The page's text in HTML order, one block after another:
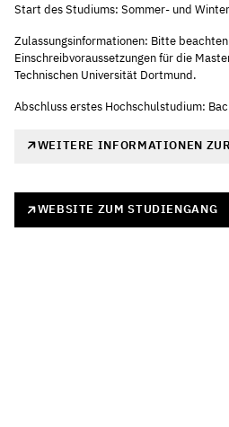
Start des Studiums: Sommer- und
Zulassungsinformationen: Bitte
Einschreibvoraussetzungen für die
Technischen Universität Dortmund.
Abschluss erstes Hochschulstudium:
WEITERE INFORMATIONEN
WEBSITE ZUM STUDIENGANG